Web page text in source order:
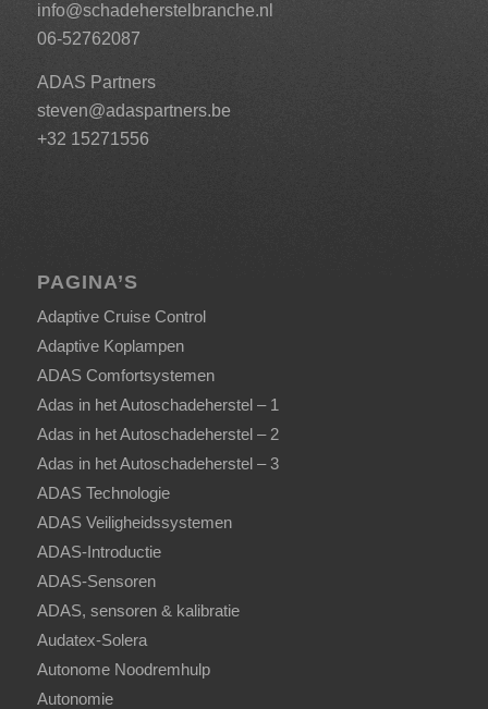
info@schadeherstelbranche.nl
06-52762087
ADAS Partners
steven@adaspartners.be
+32 15271556
PAGINA’S
Adaptive Cruise Control
Adaptive Koplampen
ADAS Comfortsystemen
Adas in het Autoschadeherstel – 1
Adas in het Autoschadeherstel – 2
Adas in het Autoschadeherstel – 3
ADAS Technologie
ADAS Veiligheidssystemen
ADAS-Introductie
ADAS-Sensoren
ADAS, sensoren & kalibratie
Audatex-Solera
Autonome Noodremhulp
Autonomie